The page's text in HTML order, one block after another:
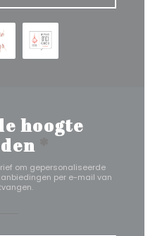
hoogte
om gepersonaliseerde
per e-mail van